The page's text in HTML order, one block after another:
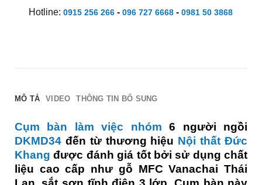
Hotline: 0915 256 266- 096 727 6668- 0981 50 3868
MÔ TẢ VIDEO THÔNG TIN BỔ SUNG
Cụm bàn làm việc nhóm 6 người ngồi
DKMD34đến từ thương hiệu Nội thất Đức
Khang được đánh giá tốt bởi sử dụng chất
liệu cao cấp như gỗ MFC Vanachai Thái